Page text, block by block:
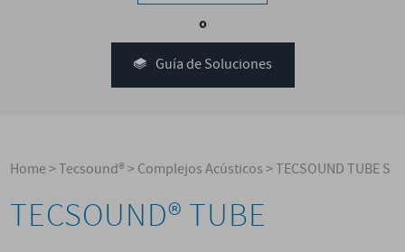
o
Guía de Soluciones
Home>Tecsound®>Complejos Acústicos>TECSOUND TUBE S
TECSOUND® TUBE